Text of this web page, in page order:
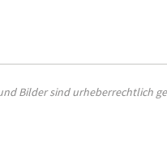
Bilder sind urheberrechtlich